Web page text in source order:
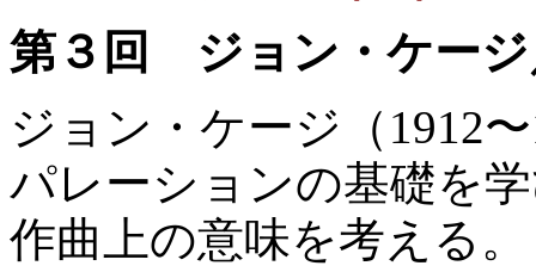
第３回 ジョン・ケージ
ジョン・ケージ（1912
パレーションの基礎を
作曲上の意味を考える。